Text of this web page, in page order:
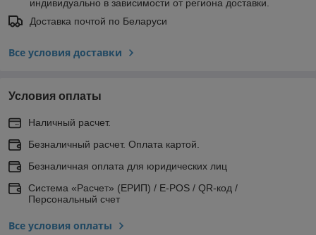
индивидуально в зависимости от региона доставки.
Доставка почтой по Беларуси
Все условия доставки
Условия оплаты
Наличный расчет.
Безналичный расчет. Оплата картой.
Безналичная оплата для юридических лиц
Система «Расчет» (ЕРИП) / E-POS / QR-код /
Персональный счет
Все условия оплаты